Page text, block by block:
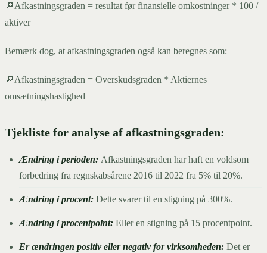
🔎Afkastningsgraden = resultat før finansielle omkostninger * 100 /
aktiver
Bemærk dog, at afkastningsgraden også kan beregnes som:
🔎Afkastningsgraden = Overskudsgraden * Aktiernes
omsætningshastighed
Tjekliste for analyse af afkastningsgraden:
Ændring i perioden: Afkastningsgraden har haft en voldsom
forbedring fra regnskabsårene 2016 til 2022 fra 5% til 20%.
Ændring i procent: Dette svarer til en stigning på 300%.
Ændring i procentpoint: Eller en stigning på 15 procentpoint.
Er ændringen positiv eller negativ for virksomheden: Det er